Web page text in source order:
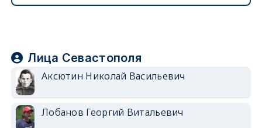
Лица Севастополя
Аксютин Николай Васильевич
Лобанов Георгий Витальевич